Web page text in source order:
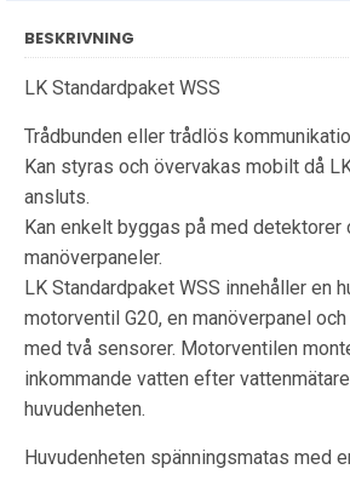
BESKRIVNING
LK Standardpaket WSS
Trådbunden eller trådlös
Kan styras och övervakas mobilt då
ansluts.
Kan enkelt byggas på med detektorer
manöverpaneler.
LK Standardpaket WSS innehåller en
motorventil G20, en manöverpanel
med två sensorer. Motorventilen
inkommande vatten efter
huvudenheten.
Huvudenheten spänningsmatas med